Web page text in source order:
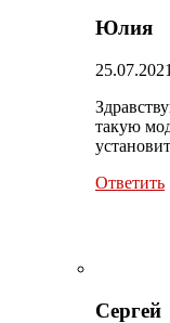
Юлия
25.07.2021
такую
Ответить
Сергей